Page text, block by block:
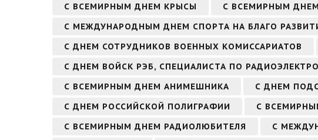
С ВСЕМИРНЫМ ДНЕМ КРЫСЫ
С ВСЕМИРНЫМ
С МЕЖДУНАРОДНЫМ ДНЕМ СПОРТА НА БЛАГО
С ДНЕМ СОТРУДНИКОВ ВОЕННЫХ КОМИССАРИАТОВ
С ДНЕМ ВОЙСК РЭБ, СПЕЦИАЛИСТА ПО
С ВСЕМИРНЫМ ДНЕМ АНИМЕШНИКА
С ДНЕМ
С ДНЕМ РОССИЙСКОЙ ПОЛИГРАФИИ
С
С ВСЕМИРНЫМ ДНЕМ РАДИОЛЮБИТЕЛЯ
С